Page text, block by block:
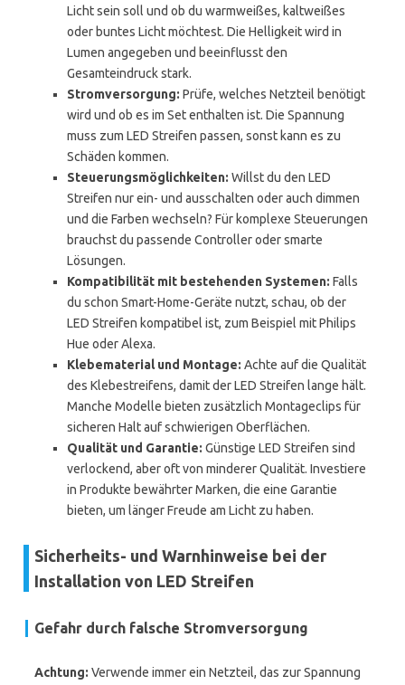
Licht sein soll und ob du warmweißes, kaltweißes
oder buntes Licht möchtest. Die Helligkeit wird in
Lumen angegeben und beeinflusst den
Gesamteindruck stark.
Stromversorgung: Prüfe, welches Netzteil benötigt
wird und ob es im Set enthalten ist. Die Spannung
muss zum LED Streifen passen, sonst kann es zu
Schäden kommen.
Steuerungsmöglichkeiten: Willst du den LED
Streifen nur ein- und ausschalten oder auch dimmen
und die Farben wechseln? Für komplexe Steuerungen
brauchst du passende Controller oder smarte
Lösungen.
Kompatibilität mit bestehenden Systemen: Falls
du schon Smart-Home-Geräte nutzt, schau, ob der
LED Streifen kompatibel ist, zum Beispiel mit Philips
Hue oder Alexa.
Klebematerial und Montage: Achte auf die Qualität
des Klebestreifens, damit der LED Streifen lange hält.
Manche Modelle bieten zusätzlich Montageclips für
sicheren Halt auf schwierigen Oberflächen.
Qualität und Garantie: Günstige LED Streifen sind
verlockend, aber oft von minderer Qualität. Investiere
in Produkte bewährter Marken, die eine Garantie
bieten, um länger Freude am Licht zu haben.
Sicherheits- und Warnhinweise bei der
Installation von LED Streifen
Gefahr durch falsche Stromversorgung
Achtung: Verwende immer ein Netzteil, das zur Spannung